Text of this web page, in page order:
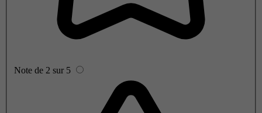
Note de 2 sur 5